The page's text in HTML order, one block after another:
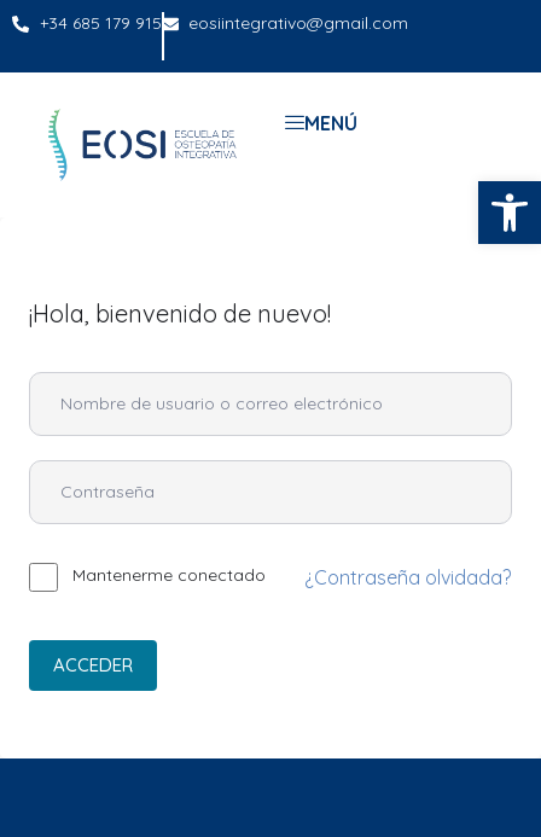
+34 685 179 915 eosiintegrativo@gmail.com
MENÚ
¡Hola, bienvenido de nuevo!
Mantenerme conectado ¿Contraseña olvidada?
ACCEDER